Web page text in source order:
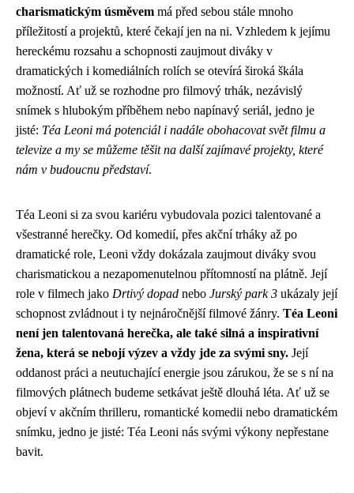
charismatickým úsměvem má před sebou stále mnoho
příležitostí a projektů, které čekají jen na ni. Vzhledem k jejímu
hereckému rozsahu a schopnosti zaujmout diváky v
dramatických i komediálních rolích se otevírá široká škála
možností. Ať už se rozhodne pro filmový trhák, nezávislý
snímek s hlubokým příběhem nebo napínavý seriál, jedno je
jisté: Téa Leoni má potenciál i nadále obohacovat svět filmu a
televize a my se můžeme těšit na další zajímavé projekty, které
nám v budoucnu představí.
Téa Leoni si za svou kariéru vybudovala pozici talentované a
všestranné herečky. Od komedií, přes akční trháky až po
dramatické role, Leoni vždy dokázala zaujmout diváky svou
charismatickou a nezapomenutelnou přítomností na plátně. Její
role v filmech jako Drtivý dopad nebo Jurský park 3 ukázaly její
schopnost zvládnout i ty nejnáročnější filmové žánry. Téa Leoni
není jen talentovaná herečka, ale také silná a inspirativní
žena, která se nebojí výzev a vždy jde za svými sny. Její
oddanost práci a neutuchající energie jsou zárukou, že se s ní na
filmových plátnech budeme setkávat ještě dlouhá léta. Ať už se
objeví v akčním thrilleru, romantické komedii nebo dramatickém
snímku, jedno je jisté: Téa Leoni nás svými výkony nepřestane
bavit.